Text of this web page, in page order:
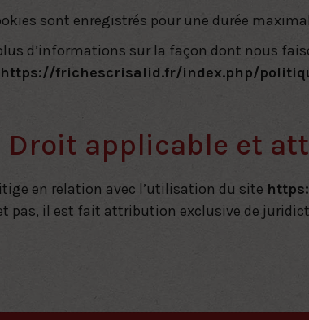
sont enregistrés pour une durée
d’informations sur la façon dont nous
https://frichescrisalid.fr/index.php/
Droit applicable et
en relation avec l’utilisation du site
pas, il est fait attribution exclusive de